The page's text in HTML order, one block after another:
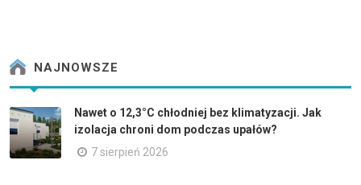
NAJNOWSZE
Nawet o 12,3°C chłodniej bez klimatyzacji. Jak
izolacja chroni dom podczas upałów?
7 sierpień 2026